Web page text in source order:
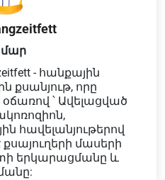
- հանքային
քսանյութ, որը
՝ Ավելացված
հավելանյութերով
քսայուղերի մասերի
երկարացմանը և